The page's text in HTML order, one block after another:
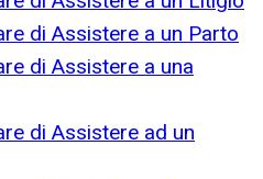
di Assistere a un Parto
di Assistere a una
di Assistere ad un